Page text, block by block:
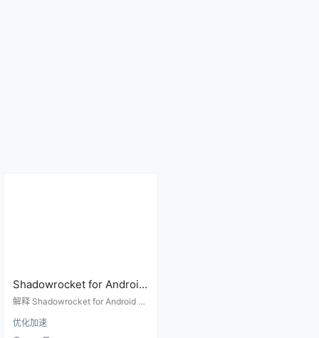
Shadowrocket for Android
后台运行不稳定怎么办？
略技术指南
解释 Shadowrocket for Android 在
效的原因，覆盖 VpnService、Andr
oid 电池优化、网络切换和保活设
优化加速